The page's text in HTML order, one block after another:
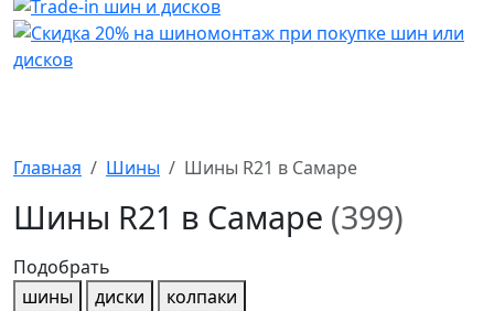
Главная Шины Шины R21 в Самаре
Шины R21 в Самаре (399)
Подобрать
шины
диски
колпаки